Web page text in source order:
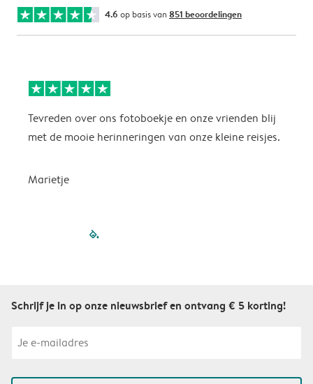
4.6 op basis van 851 beoordelingen
Tevreden over ons fotoboekje en onze vrienden blij
met de mooie herinneringen van onze kleine reisjes.
Marietje
filled-pagination
Schrijf je in op onze nieuwsbrief en ontvang € 5 korting!